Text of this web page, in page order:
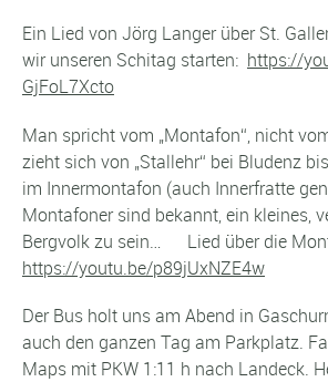
Ein Lied von Jörg Langer über St.
wir unseren Schitag starten: https://
GjFoL7Xcto
Man spricht vom „Montafon“, nicht
zieht sich von „Stallehr“ bei Bludenz
im Innermontafon (auch Innerfratte
Montafoner sind bekannt, ein kleines,
Bergvolk zu sein… Lied über die
https://youtu.be/p89jUxNZE4w
Der Bus holt uns am Abend in
auch den ganzen Tag am Parkplatz.
Maps mit PKW 1:11 h nach Landeck.